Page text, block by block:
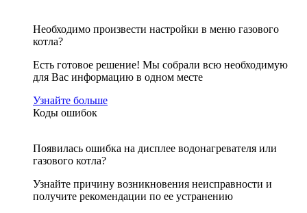
Необходимо произвести настройки в меню газового
котла?
Есть готовое решение! Мы собрали всю необходимую
для Вас информацию в одном месте
Узнайте больше
Коды ошибок
Появилась ошибка на дисплее водонагревателя или
газового котла?
Узнайте причину возникновения неисправности и
получите рекомендации по ее устранению